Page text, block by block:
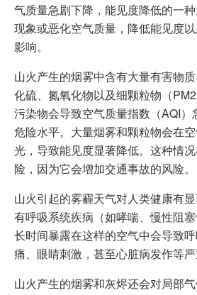
气质量急剧下降，能见度降低的一
现象或恶化空气质量，降低能见度
影响。
山火产生的烟雾中含有大量有害物
化硫、氮氧化物以及细颗粒物（
污染物会导致空气质量指数（AQI）
危险水平。大量烟雾和颗粒物会在
光，导致能见度显著降低。这种情
险，因为它会增加交通事故的风险。
山火引起的雾霾天气对人类健康有
有呼吸系统疾病（如哮喘、慢性阻塞
长时间暴露在这样的空气中会导致
痛、眼睛刺激，甚至心脏病发作等严
山火产生的烟雾和灰烬还会对局部